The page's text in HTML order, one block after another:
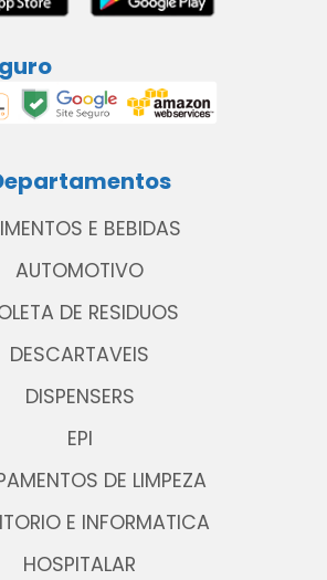
E BEBIDAS
AUTOMOTIVO
DE RESIDUOS
DESCARTAVEIS
DISPENSERS
EPI
DE LIMPEZA
E INFORMATICA
HOSPITALAR